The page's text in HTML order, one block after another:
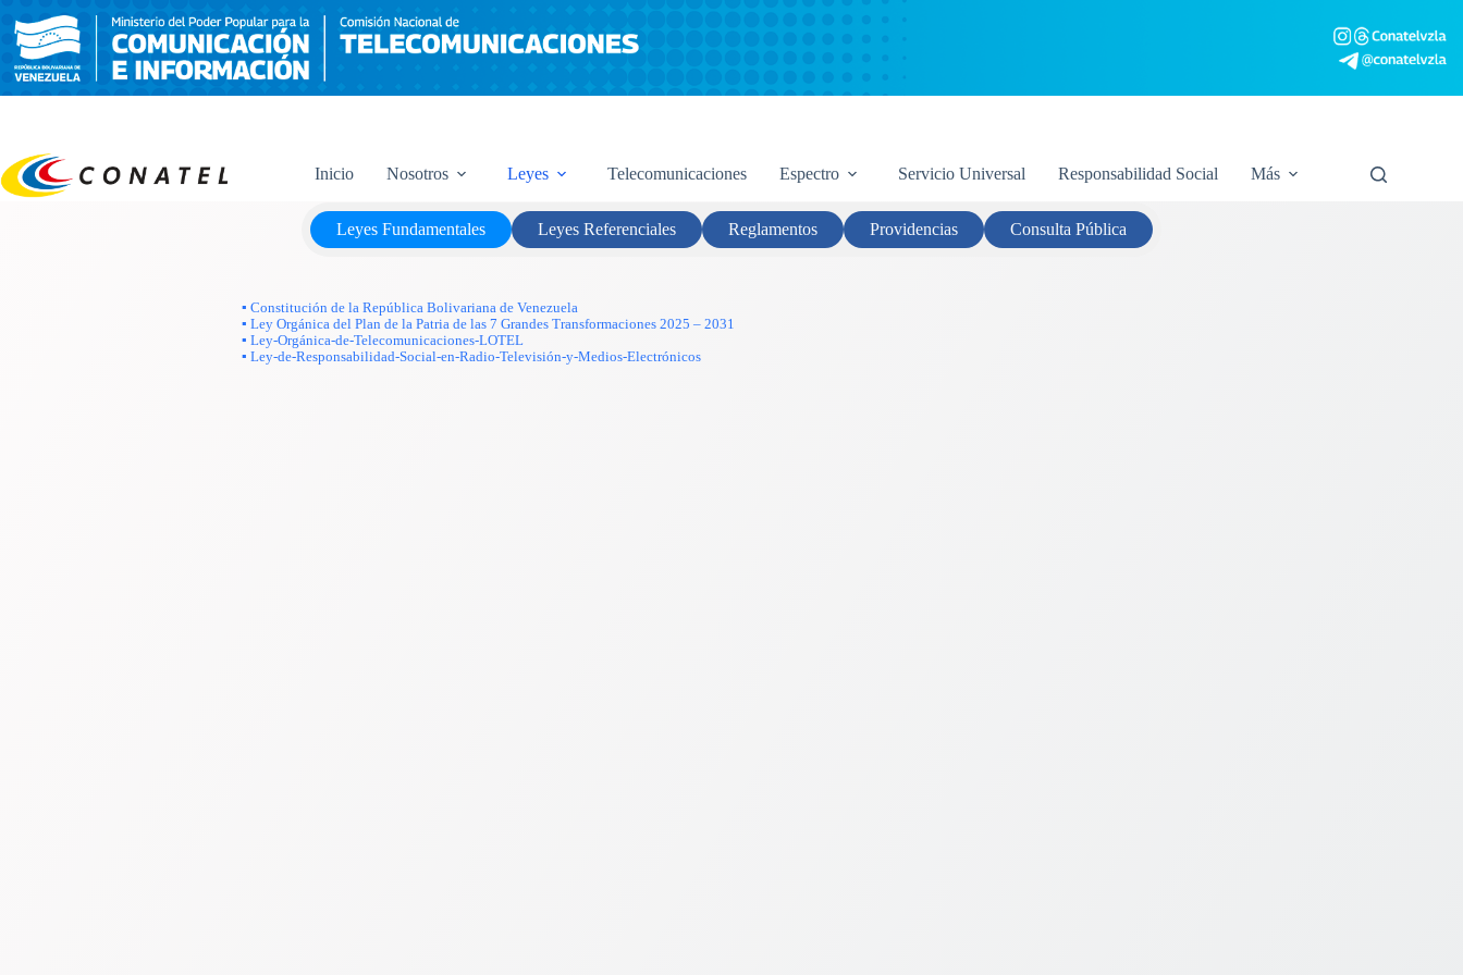
contenido
Inicio Nosotros Leyes Telecomunicaciones Espectro Servicio Universal Responsabilidad Social Más
Marco Legal
Leyes Fundamentales Leyes Referenciales Reglamentos Providencias Consulta Pública
▪ Constitución de la República Bolivariana de Venezuela
▪ Ley Orgánica del Plan de la Patria de las 7 Grandes Transformaciones 2025 – 2031
▪ Ley-Orgánica-de-Telecomunicaciones-LOTEL
▪ Ley-de-Responsabilidad-Social-en-Radio-Televisión-y-Medios-Electrónicos